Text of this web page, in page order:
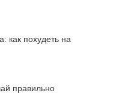
как похудеть на
правильно